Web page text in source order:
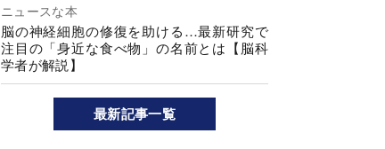
ニュースな本
脳の神経細胞の修復を助ける…最新研究で
注目の「身近な食べ物」の名前とは【脳科
学者が解説】
最新記事一覧